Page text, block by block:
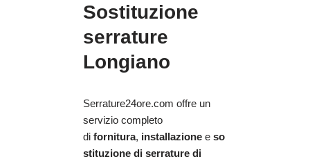
Sostituzione
serrature
Longiano
Serrature24ore.com offre un
servizio completo
di fornitura, installazione e so
stituzione di serrature di